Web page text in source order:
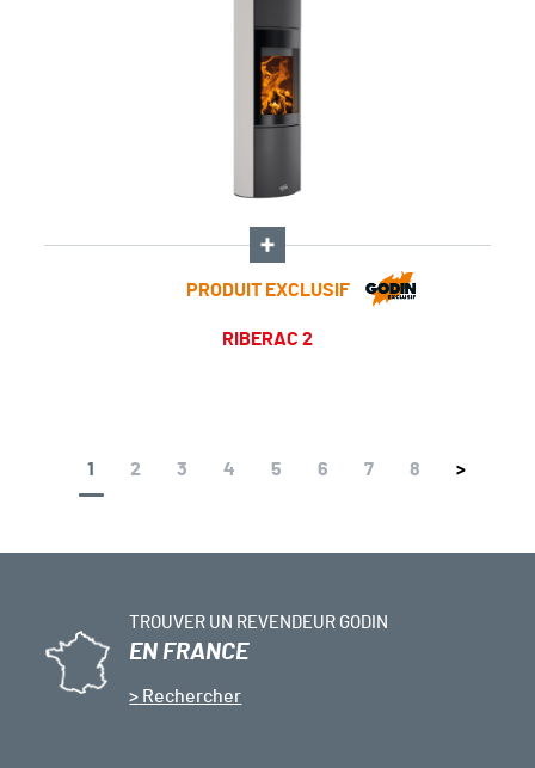
RIBERAC 2
PRODUIT EXCLUSIF
1 2 3 4 5 6 7 8 >
TROUVER UN REVENDEUR GODIN
EN FRANCE
Rechercher